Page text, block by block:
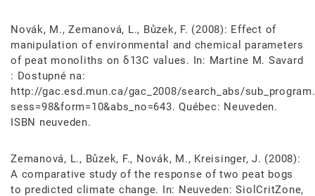
Novák, M., Zemanová, L., Bůzek, F. (2008): Effect of
manipulation of environmental and chemical parameters
of peat monoliths on δ13C values. In: Martine M. Savard
: Dostupné na:
http://gac.esd.mun.ca/gac_2008/search_abs/
sess=98&form=10&abs_no=643. Québec: Neuveden.
ISBN neuveden.
Zemanová, L., Bůzek, F., Novák, M., Kreisinger, J. (2008):
A comparative study of the response of two peat bogs
to predicted climate change. In: Neuveden: SiolCritZone,